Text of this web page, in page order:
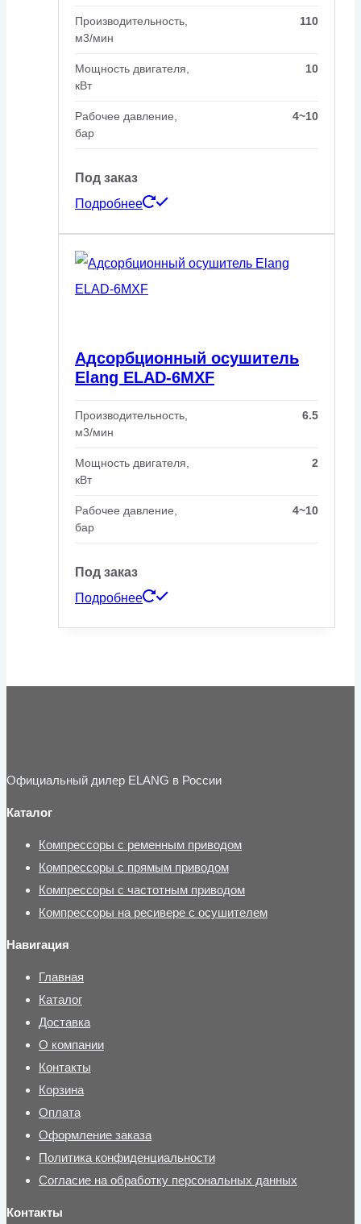
Производительность,
м3/мин
110
Мощность двигателя,
кВт
10
Рабочее давление,
бар
4~10
Под заказ
Подробнее
Адсорбционный осушитель
Elang ELAD-6MXF
Производительность,
м3/мин
6.5
Мощность двигателя,
кВт
2
Рабочее давление,
бар
4~10
Под заказ
Подробнее
Официальный дилер ELANG в России
Каталог
Компрессоры с ременным приводом
Компрессоры с прямым приводом
Компрессоры с частотным приводом
Компрессоры на ресивере с осушителем
Навигация
Главная
Каталог
Доставка
О компании
Контакты
Корзина
Оплата
Оформление заказа
Политика конфиденциальности
Согласие на обработку персональных данных
Контакты